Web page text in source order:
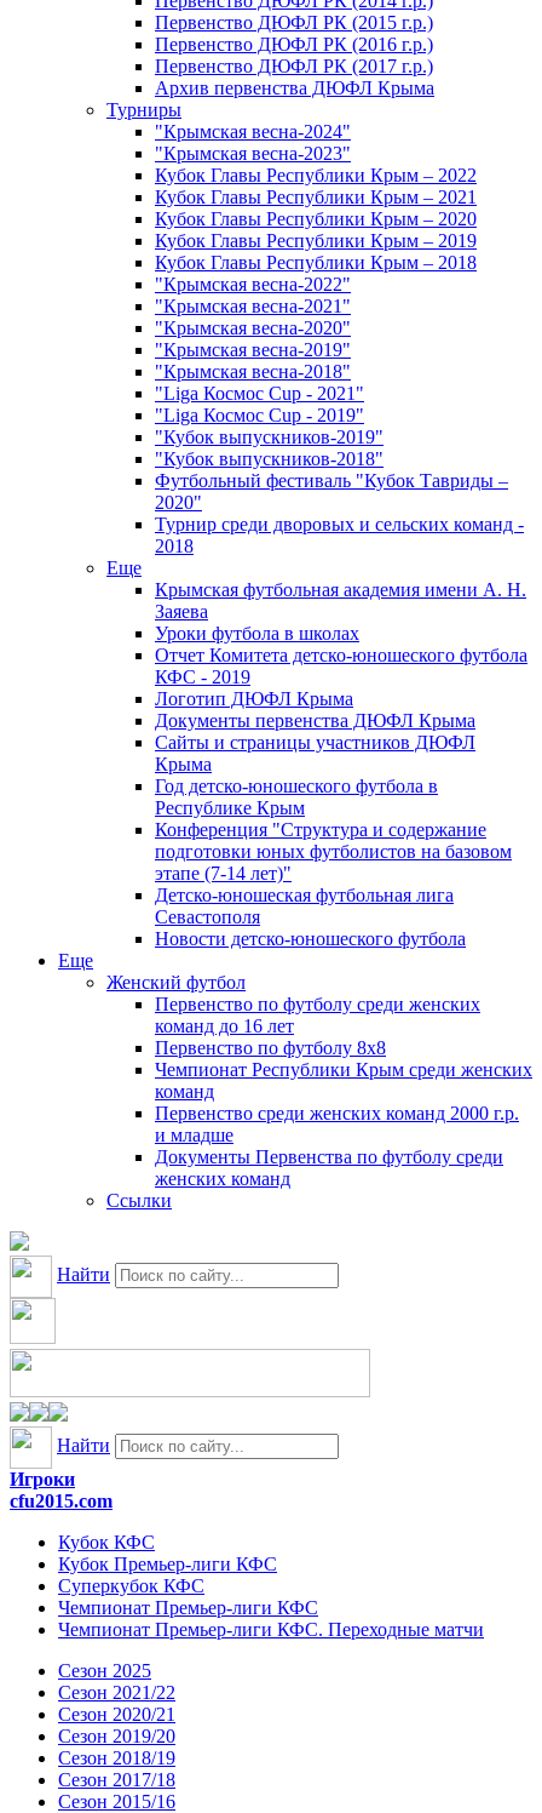
Первенство ДЮФЛ РК (2015 г.р.)
Первенство ДЮФЛ РК (2016 г.р.)
Первенство ДЮФЛ РК (2017 г.р.)
Архив первенства ДЮФЛ Крыма
Турниры
"Крымская весна-2024"
"Крымская весна-2023"
Кубок Главы Республики Крым – 2022
Кубок Главы Республики Крым – 2021
Кубок Главы Республики Крым – 2020
Кубок Главы Республики Крым – 2019
Кубок Главы Республики Крым – 2018
"Крымская весна-2022"
"Крымская весна-2021"
"Крымская весна-2020"
"Крымская весна-2019"
"Крымская весна-2018"
"Liga Космос Cup - 2021"
"Liga Космос Cup - 2019"
"Кубок выпускников-2019"
"Кубок выпускников-2018"
Футбольный фестиваль "Кубок Тавриды –
2020"
Турнир среди дворовых и сельских команд -
2018
Еще
Крымская футбольная академия имени А. Н.
Заяева
Уроки футбола в школах
Отчет Комитета детско-юношеского футбола
КФС - 2019
Логотип ДЮФЛ Крыма
Документы первенства ДЮФЛ Крыма
Сайты и страницы участников ДЮФЛ
Крыма
Год детско-юношеского футбола в
Республике Крым
Конференция "Структура и содержание
подготовки юных футболистов на базовом
этапе (7-14 лет)"
Детско-юношеская футбольная лига
Севастополя
Новости детско-юношеского футбола
Еще
Женский футбол
Первенство по футболу среди женских
команд до 16 лет
Первенство по футболу 8х8
Чемпионат Республики Крым среди женских
команд
Первенство среди женских команд 2000 г.р.
и младше
Документы Первенства по футболу среди
женских команд
Ссылки
Найти
Найти
Игроки
cfu2015.com
Кубок КФС
Кубок Премьер-лиги КФС
Суперкубок КФС
Чемпионат Премьер-лиги КФС
Чемпионат Премьер-лиги КФС. Переходные матчи
Сезон 2025
Сезон 2021/22
Сезон 2020/21
Сезон 2019/20
Сезон 2018/19
Сезон 2017/18
Сезон 2015/16